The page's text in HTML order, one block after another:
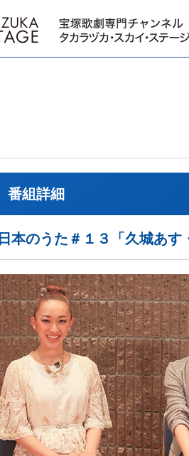
番組詳細
日本のうた＃１３「久城あす